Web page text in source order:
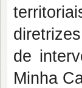
de
Minha